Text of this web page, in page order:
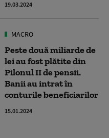
19.03.2024
MACRO
Peste două miliarde de
lei au fost plătite din
Pilonul II de pensii.
Banii au intrat în
conturile beneficiarilor
15.01.2024